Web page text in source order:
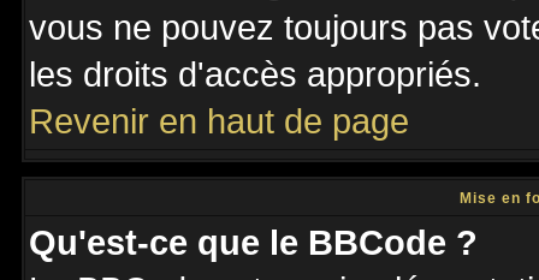
vous ne pouvez toujours pas
les droits d'accès appropriés.
Revenir en haut de page
Mise en
Qu'est-ce que le BBCode ?